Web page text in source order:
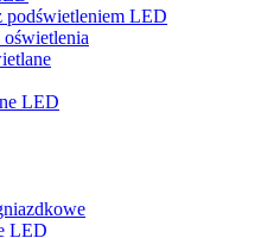
LED
LED
LED